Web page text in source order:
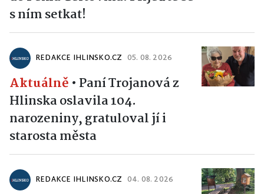
s ním setkat!
REDAKCE IHLINSKO.CZ 05. 08. 2026
Aktuálně • Paní Trojanová z
Hlinska oslavila 104.
narozeniny, gratuloval jí i
starosta města
REDAKCE IHLINSKO.CZ 04. 08. 2026